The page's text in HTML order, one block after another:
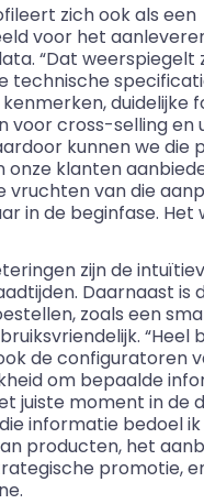
zich ook als een
voor het
“Dat weerspiegelt
technische
duidelijke
voor cross-selling en
kunnen we die
klanten
vruchten van die
in de beginfase. Het
zijn de
Daarnaast is
zoals een
“Heel
de configuratoren
om bepaalde
juiste moment in de
informatie bedoel
producten, het
promotie,